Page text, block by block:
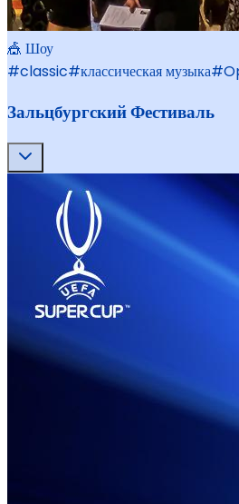
🎪 Шоу
#classic#классическая музыка#
Зальцбургский Фестиваль